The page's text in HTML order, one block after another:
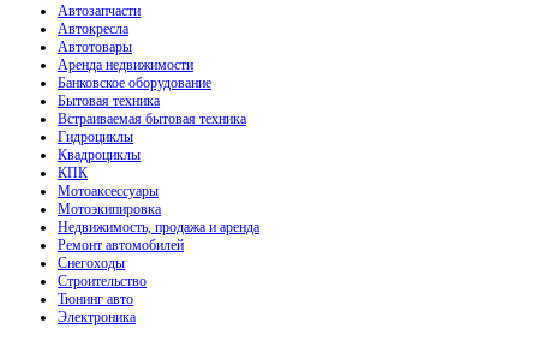
Автозапчасти
Автокресла
Автотовары
Аренда недвижимости
Банковское оборудование
Бытовая техника
Встраиваемая бытовая техника
Гидроциклы
Квадроциклы
КПК
Мотоаксессуары
Мотоэкипировка
Недвижимость, продажа и аренда
Ремонт автомобилей
Снегоходы
Строительство
Тюнинг авто
Электроника